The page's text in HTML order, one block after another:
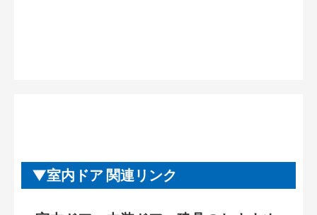
室内ドア 関連リンク